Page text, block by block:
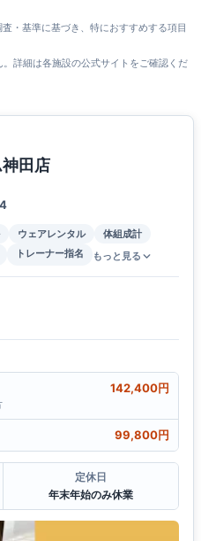
・基準に基づき、特におすすめする項目
詳細は各施設の公式サイトをご確認くだ
田店
ウェアレンタル
体組成計
トレーナー指名 もっと見る
142,400円
99,800円
定休日
年末年始のみ休業